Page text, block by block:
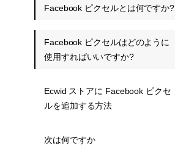
Facebook ピクセルとは何ですか?
Facebook ピクセルはどのように
使用すればいいですか?
Ecwid ストアに Facebook ピクセ
ルを追加する方法
次は何ですか